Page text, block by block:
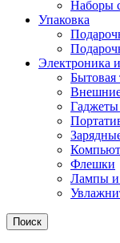
Наборы
Упаковка
Электроника
Бытовая
Внешние
Гаджеты
Флешки
Лампы и
Поиск